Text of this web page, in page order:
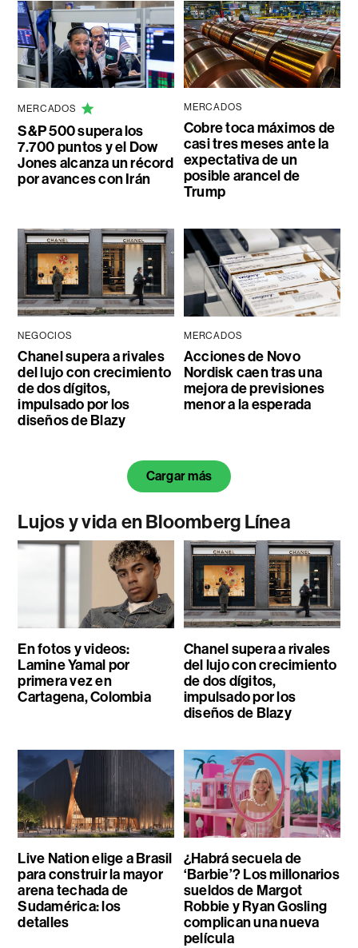
MERCADOS
S&P 500 supera los
7.700 puntos y el Dow
Jones alcanza un récord
por avances con Irán
MERCADOS
Cobre toca máximos de
casi tres meses ante la
expectativa de un
posible arancel de
Trump
NEGOCIOS
Chanel supera a rivales
del lujo con crecimiento
de dos dígitos,
impulsado por los
diseños de Blazy
MERCADOS
Acciones de Novo
Nordisk caen tras una
mejora de previsiones
menor a la esperada
Cargar más
Lujos y vida en Bloomberg Línea
En fotos y videos:
Lamine Yamal por
primera vez en
Cartagena, Colombia
Chanel supera a rivales
del lujo con crecimiento
de dos dígitos,
impulsado por los
diseños de Blazy
Live Nation elige a Brasil
para construir la mayor
arena techada de
Sudamérica: los
detalles
¿Habrá secuela de
‘Barbie’? Los millonarios
sueldos de Margot
Robbie y Ryan Gosling
complican una nueva
película